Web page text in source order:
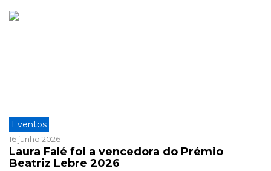
Eventos
16 junho 2026
Laura Falé foi a vencedora do Prémio
Beatriz Lebre 2026